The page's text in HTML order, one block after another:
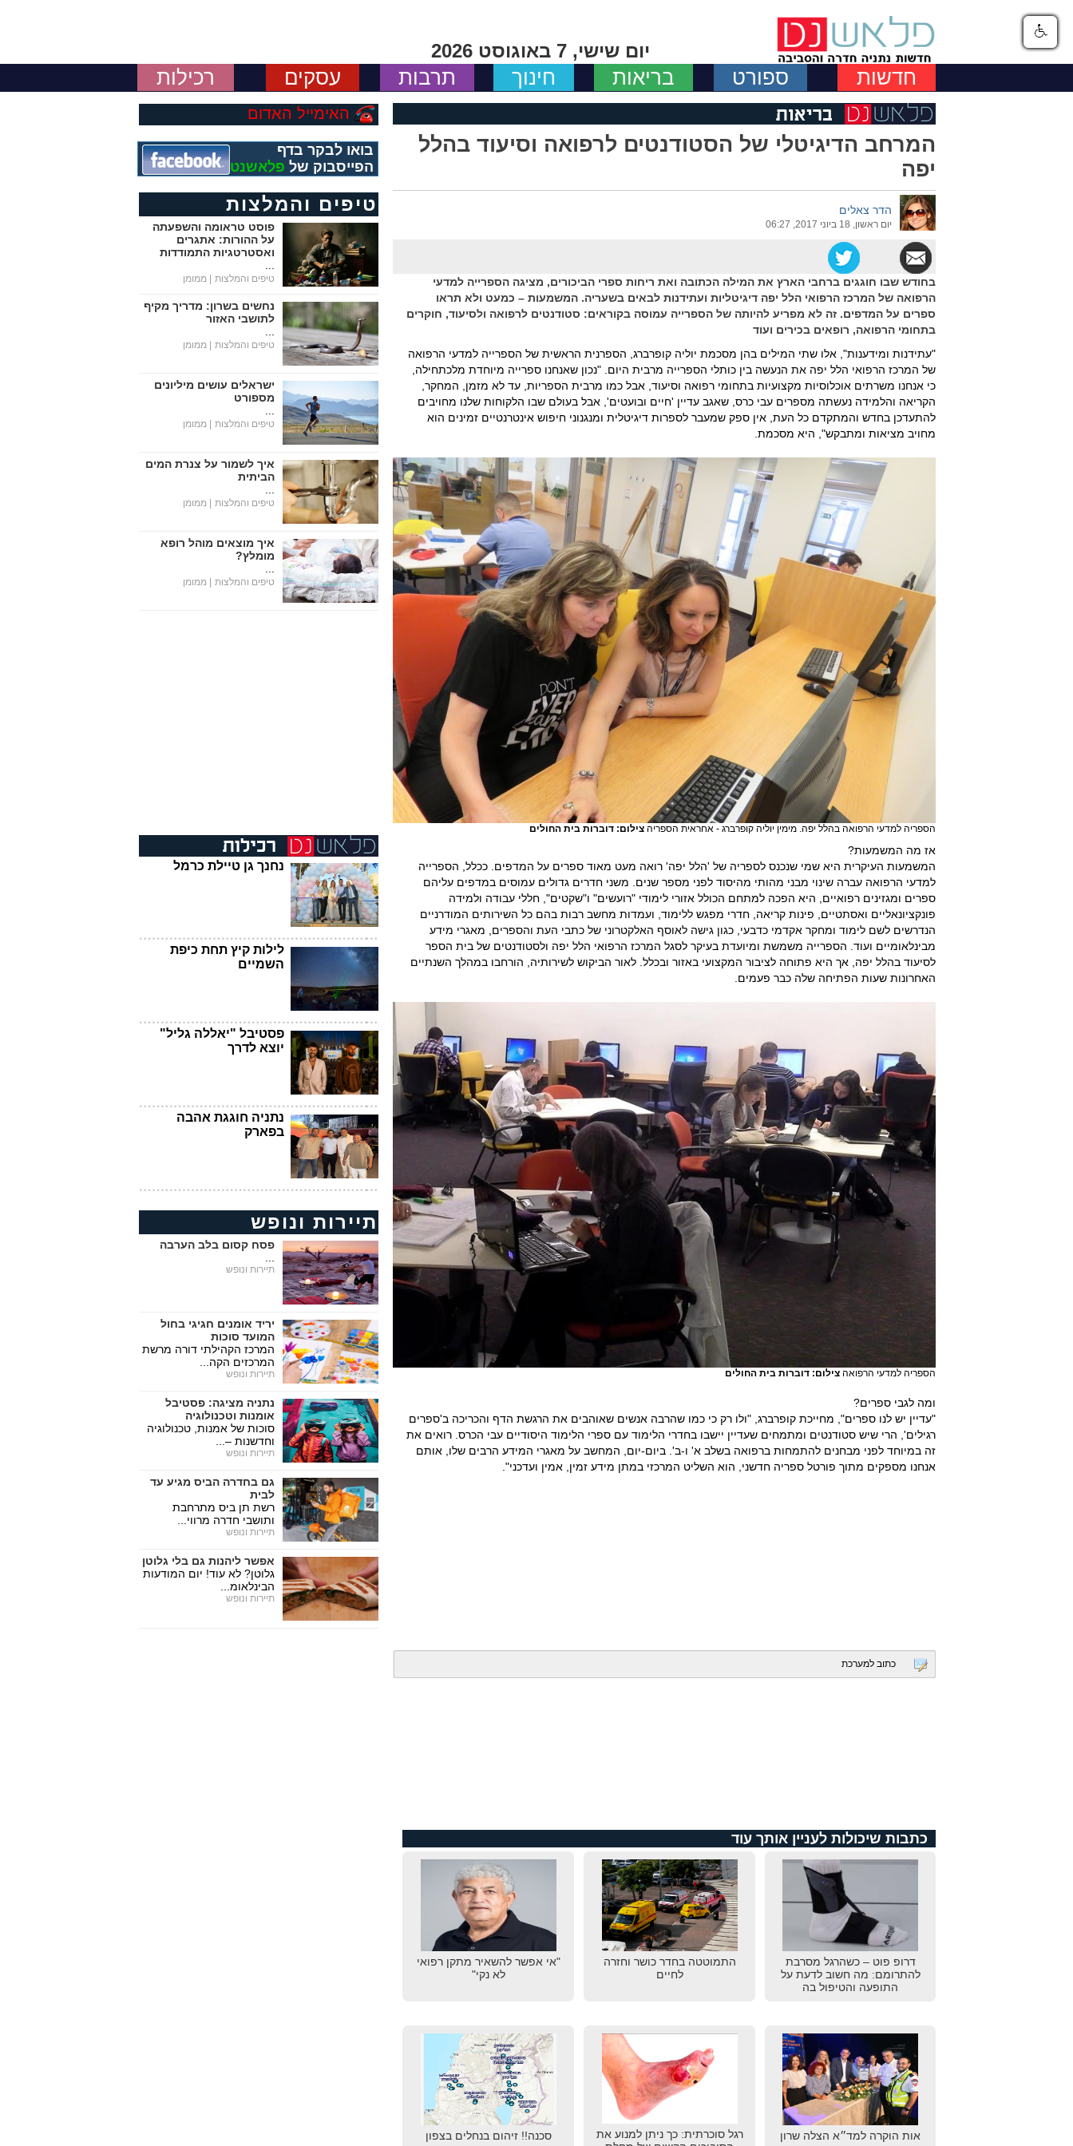
יום שישי, 7 באוגוסט 2026
חדשות ספורט בריאות חינוך תרבות עסקים רכילות
המרחב הדיגיטלי של הסטודנטים לרפואה וסיעוד בהלל
יפה
הדר צאלים
יום ראשון, 18 ביוני 2017, 06:27
בחודש שבו חוגגים ברחבי הארץ את המילה הכתובה ואת ריחות ספרי הביכורים, מציגה הספרייה למדעי
הרפואה של המרכז הרפואי הלל יפה דיגיטליות ועתידנות לבאים בשעריה. המשמעות – כמעט ולא תראו
ספרים על המדפים. זה לא מפריע להיותה של הספרייה עמוסה בקוראים: סטודנטים לרפואה ולסיעוד, חוקרים
בתחומי הרפואה, רופאים בכירים ועוד
"עתידנות ומידענות", אלו שתי המילים בהן מסכמת יוליה קופרברג, הספרנית הראשית של הספרייה למדעי הרפואה
של המרכז הרפואי הלל יפה את הנעשה בין כותלי הספרייה מרבית היום. "נכון שאנחנו ספרייה מיוחדת מלכתחילה,
כי אנחנו משרתים אוכלוסיות מקצועיות בתחומי רפואה וסיעוד, אבל כמו מרבית הספריות, עד לא מזמן, המחקר,
הקריאה והלמידה נעשתה מספרים עבי כרס, שאגב עדיין 'חיים ובועטים', אבל בעולם שבו הלקוחות שלנו מחויבים
להתעדכן בחדש והמתקדם כל העת, אין ספק שמעבר לספרות דיגיטלית ומנגנוני חיפוש אינטרנטיים זמינים הוא
מחויב מציאות ומתבקש", היא מסכמת.
הספריה למדעי הרפואה בהלל יפה. מימין יוליה קופרברג - אחראית הספריה צילום: דוברות בית החולים
אז מה המשמעות?
המשמעות העיקרית היא שמי שנכנס לספריה של 'הלל יפה' רואה מעט מאוד ספרים על המדפים. ככלל, הספרייה
למדעי הרפואה עברה שינוי מבני מהותי מהיסוד לפני מספר שנים. משני חדרים גדולים עמוסים במדפים עליהם
ספרים ומגזינים רפואיים, היא הפכה למתחם הכולל אזורי לימודי "רועשים" ו"שקטים", חללי עבודה ולמידה
פונקציונאליים ואסתטיים, פינות קריאה, חדרי מפגש ללימוד, ועמדות מחשב רבות בהם כל השירותים המודרניים
הנדרשים לשם לימוד ומחקר אקדמי כדבעי, כגון גישה לאוסף האלקטרוני של כתבי העת והספרים, מאגרי מידע
מבינלאומיים ועוד. הספרייה משמשת ומיועדת בעיקר לסגל המרכז הרפואי הלל יפה ולסטודנטים של בית הספר
לסיעוד בהלל יפה, אך היא פתוחה לציבור המקצועי באזור ובכלל. לאור הביקוש לשירותיה, הורחבו במהלך השנתיים
האחרונות שעות הפתיחה שלה כבר פעמים.
הספריה למדעי הרפואה צילום: דוברות בית החולים
ומה לגבי ספרים?
"עדיין יש לנו ספרים", מחייכת קופרברג, "ולו רק כי כמו שהרבה אנשים שאוהבים את הרגשת הדף והכריכה ב'ספרים
רגילים', הרי שיש סטודנטים ומתמחים שעדיין יישבו בחדרי הלימוד עם ספרי הלימוד היסודיים עבי הכרס. רואים את
זה במיוחד לפני מבחנים להתמחות ברפואה בשלב א' ו-ב'. ביום-יום, המחשב על מאגרי המידע הרבים שלו, אותם
אנחנו מספקים מתוך פורטל ספריה חדשני, הוא השליט המרכזי במתן מידע זמין, אמין ועדכני".
כתוב למערכת
כתבות שיכולות לעניין אותך עוד
דרופ פוט – כשהרגל מסרבת
להתרומם: מה חשוב לדעת על
התופעה והטיפול בה
התמוטטה בחדר כושר וחזרה
לחיים
"אי אפשר להשאיר מתקן רפואי
לא נקי"
אות הוקרה למד״א הצלה שרון
רגל סוכרתית: כך ניתן למנוע את
סכנה!! זיהום בנחלים בצפון
האימייל האדום
בואו לבקר בדף
הפייסבוק של פלאשנט
טיפים והמלצות
פוסט טראומה והשפעתה
על ההורות: אתגרים
ואסטרטגיות התמודדות
טיפים והמלצות | ממומן
נחשים בשרון: מדריך מקיף
לתושבי האזור
טיפים והמלצות | ממומן
ישראלים עושים מיליונים
מספורט
טיפים והמלצות | ממומן
איך לשמור על צנרת המים
הביתית
טיפים והמלצות | ממומן
איך מוצאים מוהל רופא
מומלץ?
טיפים והמלצות | ממומן
נחנך גן טיילת כרמל
לילות קיץ תחת כיפת
השמיים
פסטיבל "יאללה גליל"
יוצא לדרך
נתניה חוגגת אהבה
בפארק
תיירות ונופש
פסח קסום בלב הערבה
תיירות ונופש
יריד אומנים חגיגי בחול
המועד סוכות
המרכז הקהילתי דורה מרשת
המרכזים הקה...
תיירות ונופש
נתניה מציגה: פסטיבל
אומנות וטכנולוגיה
סוכות של אמנות, טכנולוגיה
וחדשנות –...
תיירות ונופש
גם בחדרה הביס מגיע עד
לבית
רשת תן ביס מתרחבת
ותושבי חדרה מרווי...
תיירות ונופש
אפשר ליהנות גם בלי גלוטן
גלוטן? לא עוד! יום המודעות
הבינלאומ...
תיירות ונופש